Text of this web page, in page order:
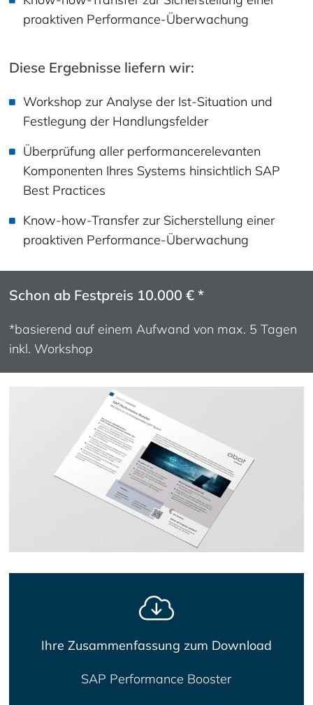
proaktiven Performance-Überwachung
Diese Ergebnisse liefern wir:
Workshop zur Analyse der Ist-Situation und
Festlegung der Handlungsfelder
Überprüfung aller performancerelevanten
Komponenten Ihres Systems hinsichtlich SAP
Best Practices
Know-how-Transfer zur Sicherstellung einer
proaktiven Performance-Überwachung
Schon ab Festpreis 10.000 € *
*basierend auf einem Aufwand von max. 5 Tagen
inkl. Workshop
Ihre Zusammenfassung zum Download
SAP Performance Booster